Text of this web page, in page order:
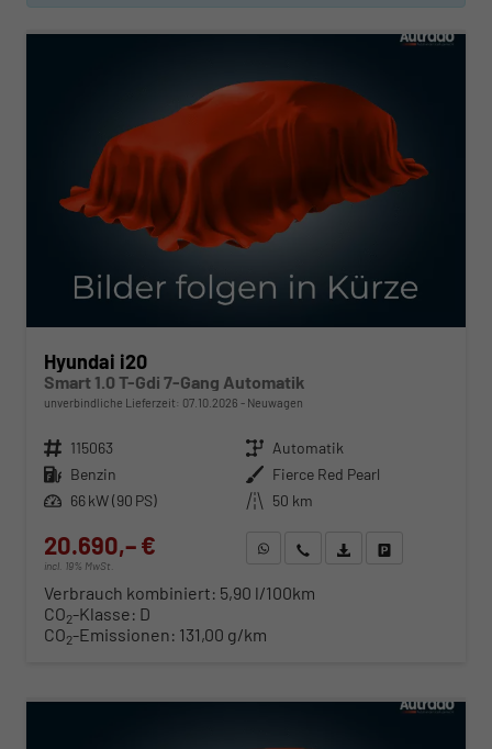
ab 210,– € mtl.
Hyundai i20
Smart 1.0 T-Gdi 7-Gang Automatik
unverbindliche Lieferzeit: 07.10.2026 Neuwagen
Fahrzeugnr. 115063 Getriebe Automatik
Kraftstoff Benzin Außenfarbe Fierce Red Pearl
Leistung 66 kW (90 PS) Kilometerstand 50 km
20.690,– €
incl. 19% MwSt.
WhatsApp anfragen
Wir rufen Sie anFahrzeugexposé (PDF)
Verbrauch kombiniert: 5,90 l/100km
CO2-Klasse: D
CO2-Emissionen: 131,00 g/km